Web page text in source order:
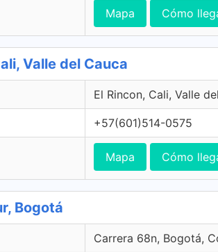
Mapa Cómo
Valle del Cauca
El Rincon, Cali, Valle
+57(601)514-0575
Mapa Cómo
Bogotá
Carrera 68n, Bogotá,